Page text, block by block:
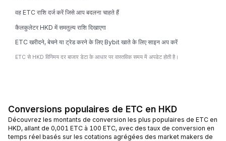
वह ETC राशि दर्ज करें जिसे आप बदलना चाहते हैं
कैलकुलेटर HKD में समतुल्य राशि दिखाएगा
ETC खरीदने, बेचने या ट्रेड करने के लिए Bybit खाते के लिए साइन अप करें
ETC से HKD विनिमय दर बाजार डेटा के आधार पर वास्तविक समय में अपडेट होती है।
Conversions populaires de ETC en HKD
Découvrez les montants de conversion les plus populaires de ETC en
HKD, allant de 0,001 ETC à 100 ETC, avec des taux de conversion en
temps réel basés sur les cotations agrégées des market makers de